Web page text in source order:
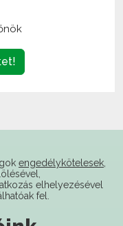
elhelyezésével
fel.